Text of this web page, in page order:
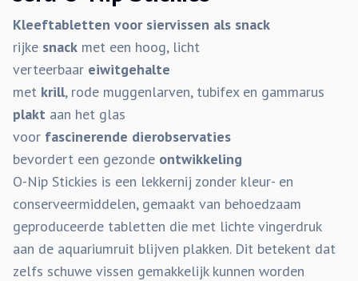
Kleeftabletten voor siervissen als snack
rijke snack met een hoog, licht
verteerbaar eiwitgehalte
met krill, rode muggenlarven, tubifex en gammarus
plakt aan het glas
voor fascinerende dierobservaties
bevordert een gezonde ontwikkeling
O-Nip Stickies is een lekkernij zonder kleur- en
conserveermiddelen, gemaakt van behoedzaam
geproduceerde tabletten die met lichte vingerdruk
aan de aquariumruit blijven plakken. Dit betekent dat
zelfs schuwe vissen gemakkelijk kunnen worden